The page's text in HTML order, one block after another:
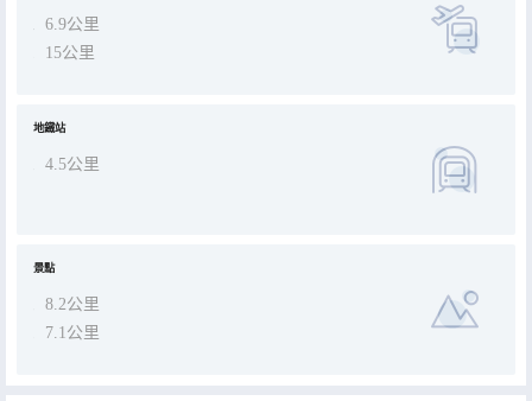
6.9公里
15公里
地鐵站
4.5公里
景點
8.2公里
7.1公里